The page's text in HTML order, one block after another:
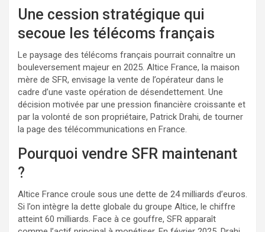
Une cession stratégique qui
secoue les télécoms français
Le paysage des télécoms français pourrait connaître un
bouleversement majeur en 2025. Altice France, la maison
mère de SFR, envisage la vente de l’opérateur dans le
cadre d’une vaste opération de désendettement. Une
décision motivée par une pression financière croissante et
par la volonté de son propriétaire, Patrick Drahi, de tourner
la page des télécommunications en France.
Pourquoi vendre SFR maintenant
?
Altice France croule sous une dette de 24 milliards d’euros.
Si l’on intègre la dette globale du groupe Altice, le chiffre
atteint 60 milliards. Face à ce gouffre, SFR apparaît